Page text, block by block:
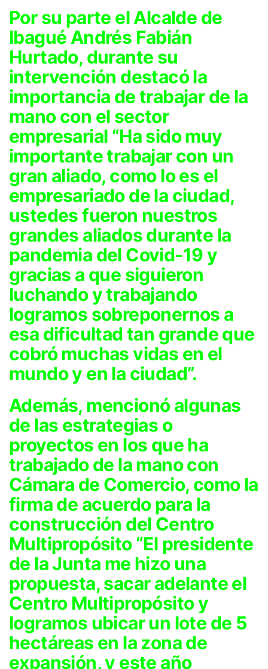
Por su parte el Alcalde de
Ibagué Andrés Fabián
Hurtado, durante su
intervención destacó la
importancia de trabajar de la
mano con el sector
empresarial “Ha sido muy
importante trabajar con un
gran aliado, como lo es el
empresariado de la ciudad,
ustedes fueron nuestros
grandes aliados durante la
pandemia del Covid-19 y
gracias a que siguieron
luchando y trabajando
logramos sobreponernos a
esa dificultad tan grande que
cobró muchas vidas en el
mundo y en la ciudad”.
Además, mencionó algunas
de las estrategias o
proyectos en los que ha
trabajado de la mano con
Cámara de Comercio, como la
firma de acuerdo para la
construcción del Centro
Multipropósito “El presidente
de la Junta me hizo una
propuesta, sacar adelante el
Centro Multipropósito y
logramos ubicar un lote de 5
hectáreas en la zona de
expansión, y este año